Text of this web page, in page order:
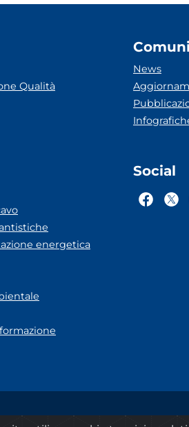
Qualità
energetica
News
Social